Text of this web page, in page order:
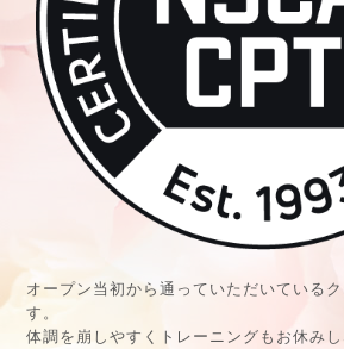
オープン当初から通っていただいている
す。
体調を崩しやすくトレーニングもお休み